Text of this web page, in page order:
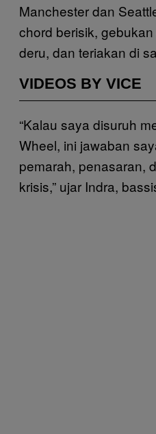
Manchester dan
chord berisik,
deru, dan teriakan di
VIDEOS BY VICE
“Kalau saya disuruh
Wheel, ini jawaban
pemarah, penasaran,
krisis,” ujar Indra,